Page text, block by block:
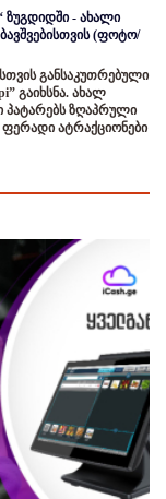
ზუგდიდში - ახალი
(ფოტო/
განსაკუთრებული
გაიხსნა. ახალ
პატარებს ზღაპრული
ფერადი ატრაქციონები